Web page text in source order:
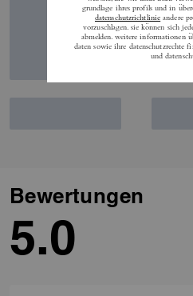
Bewertungen
5.0